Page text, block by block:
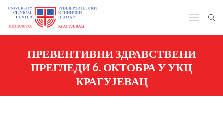
ПРЕВЕНТИВНИ ЗДРАВСТВЕНИ
ПРЕГЛЕДИ 6. ОКТОБРА У УКЦ
КРАГУЈЕВАЦ